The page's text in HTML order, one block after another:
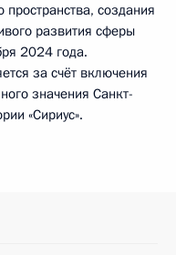
пространства, создания
развития сферы
2024 года.
за счёт включения
значения Санкт-
«Сириус».